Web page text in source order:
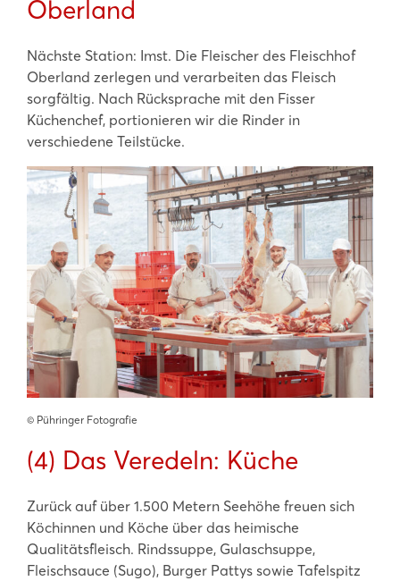
Oberland
Nächste Station: Imst. Die Fleischer des Fleischhof
Oberland zerlegen und verarbeiten das Fleisch
sorgfältig. Nach Rücksprache mit den Fisser
Küchenchef, portionieren wir die Rinder in
verschiedene Teilstücke.
©️ Pühringer Fotografie
(4) Das Veredeln: Küche
Zurück auf über 1.500 Metern Seehöhe freuen sich
Köchinnen und Köche über das heimische
Qualitätsfleisch. Rindssuppe, Gulaschsuppe,
Fleischsauce (Sugo), Burger Pattys sowie Tafelspitz